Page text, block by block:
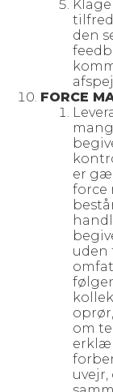
den
FORCE
er
force
uden
om
uvejr,